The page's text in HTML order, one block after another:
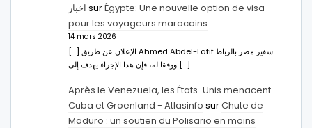
اخبار surÉgypte: Une nouvelle option de visa
pour les voyageurs marocains
14 mars 2026
[…] الإعلان عن طريق Ahmed Abdel-Latifسفير مصر بالرباط.
ووفقا له، فإن هذا الإجراء يهدف إلى […]
Après le Venezuela, les États-Unis menacent
Cuba et Groenland - Atlasinfo surChute de
Maduro : un soutien du Polisario en moins